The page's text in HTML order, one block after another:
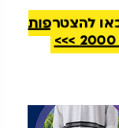
להצטרפות